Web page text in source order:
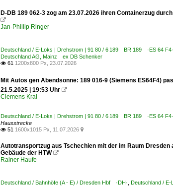
D-DB 189 062-3 zog am 23.07.2026 ihren Containerzug

Jan-Phillip Ringer
Deutschland / E-Loks | Drehstrom | 91 80 / 6 189 BR 189 ·ES 64 F4·
Deutschland AG, Mainz ex DB Schenker
 61 1200x800 Px, 23.07.2026
Mit Autos gen Abendsonne: 189 016-9 (Siemens ES64F4)
21.5.2025 | 19:53 Uhr 
Clemens Kral
Deutschland / E-Loks | Drehstrom | 91 80 / 6 189 BR 189 ·ES 64 F4·
Hausstrecke
 51 1600x1015 Px, 11.07.2026 
Autotransportzug aus Tschechien mit der im Raum
Gebäude der HTW
Rainer Haufe
Deutschland / Bahnhöfe (A - E) / Dresden Hbf ·DH· Deutschland /